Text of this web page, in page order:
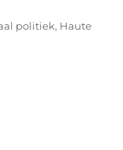
politiek, Haute